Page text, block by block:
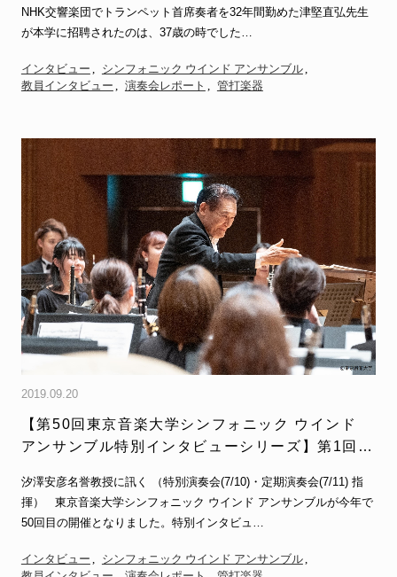
NHK交響楽団でトランペット首席奏者を32年間勤めた津堅直弘先生
が本学に招聘されたのは、37歳の時でした…
インタビュー
シンフォニック ウインド アンサンブル
教員インタビュー
演奏会レポート 管打楽器
2019.09.20
【第50回東京音楽大学シンフォニック ウインド
アンサンブル特別インタビューシリーズ】第1回
汐澤安彦名誉教授に訊く （特別演奏会(7/10)・定期演奏会(7/11) 指
揮） 東京音楽大学シンフォニック ウインド アンサンブルが今年で
50回目の開催となりました。特別インタビュ…
インタビュー
シンフォニック ウインド アンサンブル